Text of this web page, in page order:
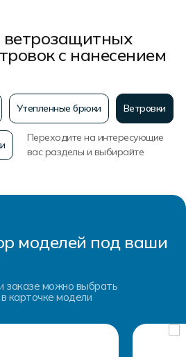
ветрозащитных
с нанесением
Утепленные брюки Ветровки
Переходите на интересующие
вас разделы и выбирайте
моделей под ваши
заказе можно выбрать
карточке модели